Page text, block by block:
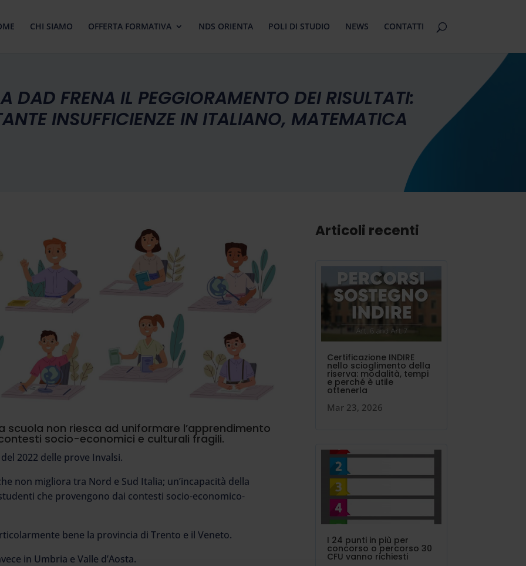
CHI SIAMO OFFERTA FORMATIVA NDS ORIENTA POLI DI STUDIO NEWS CONTATTI
DAD FRENA IL PEGGIORAMENTO DEI RISULTATI:
INSUFFICIENZE IN ITALIANO, MATEMATICA
scuola non riesca ad uniformare l’apprendimento
socio-economici e culturali fragili.
2022 delle prove Invalsi.
non migliora tra Nord e Sud Italia; un’incapacità della
che provengono dai contesti socio-economico-
bene la provincia di Trento e il Veneto.
in Umbria e Valle d’Aosta.
Articoli recenti
Certificazione INDIRE
nello scioglimento della
riserva: modalità, tempi
e perché è utile
ottenerla
Mar 23, 2026
I 24 punti in più per
concorso o percorso 30
CFU vanno richiesti